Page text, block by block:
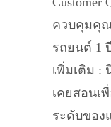
ควบคุมคุ
รถยนต์ 1
เพิ่มเติม :
เคยสอนเ
ระดับของ